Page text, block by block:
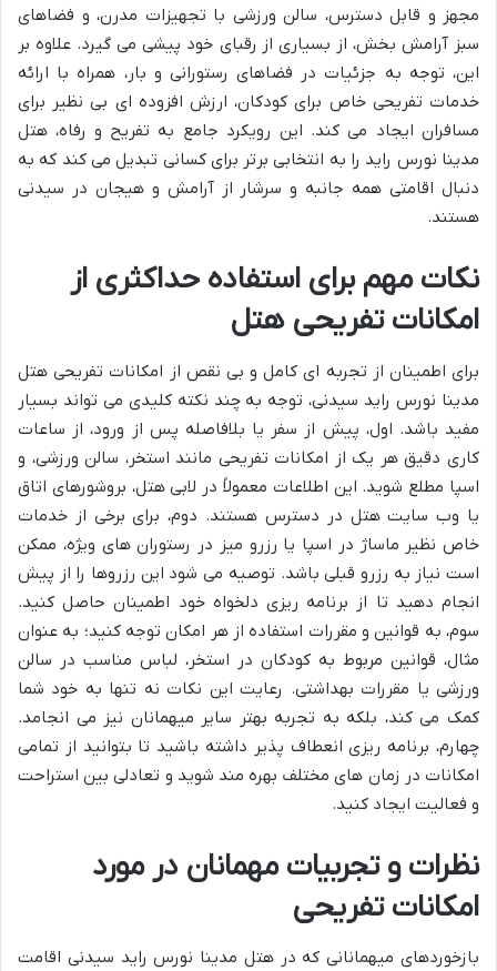
مجهز و قابل دسترس، سالن ورزشی با تجهیزات مدرن، و فضاهای
سبز آرامش بخش، از بسیاری از رقبای خود پیشی می گیرد. علاوه بر
این، توجه به جزئیات در فضاهای رستورانی و بار، همراه با ارائه
خدمات تفریحی خاص برای کودکان، ارزش افزوده ای بی نظیر برای
مسافران ایجاد می کند. این رویکرد جامع به تفریح و رفاه، هتل
مدینا نورس راید را به انتخابی برتر برای کسانی تبدیل می کند که به
دنبال اقامتی همه جانبه و سرشار از آرامش و هیجان در سیدنی
هستند.
نکات مهم برای استفاده حداکثری از
امکانات تفریحی هتل
برای اطمینان از تجربه ای کامل و بی نقص از امکانات تفریحی هتل
مدینا نورس راید سیدنی، توجه به چند نکته کلیدی می تواند بسیار
مفید باشد. اول، پیش از سفر یا بلافاصله پس از ورود، از ساعات
کاری دقیق هر یک از امکانات تفریحی مانند استخر، سالن ورزشی، و
اسپا مطلع شوید. این اطلاعات معمولاً در لابی هتل، بروشورهای اتاق
یا وب سایت هتل در دسترس هستند. دوم، برای برخی از خدمات
خاص نظیر ماساژ در اسپا یا رزرو میز در رستوران های ویژه، ممکن
است نیاز به رزرو قبلی باشد. توصیه می شود این رزروها را از پیش
انجام دهید تا از برنامه ریزی دلخواه خود اطمینان حاصل کنید.
سوم، به قوانین و مقررات استفاده از هر امکان توجه کنید؛ به عنوان
مثال، قوانین مربوط به کودکان در استخر، لباس مناسب در سالن
ورزشی یا مقررات بهداشتی. رعایت این نکات نه تنها به خود شما
کمک می کند، بلکه به تجربه بهتر سایر میهمانان نیز می انجامد.
چهارم، برنامه ریزی انعطاف پذیر داشته باشید تا بتوانید از تمامی
امکانات در زمان های مختلف بهره مند شوید و تعادلی بین استراحت
و فعالیت ایجاد کنید.
نظرات و تجربیات مهمانان در مورد
امکانات تفریحی
بازخوردهای میهمانانی که در هتل مدینا نورس راید سیدنی اقامت